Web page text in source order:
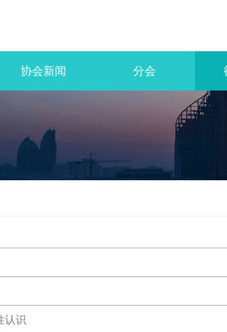
协会新闻 分会
认识